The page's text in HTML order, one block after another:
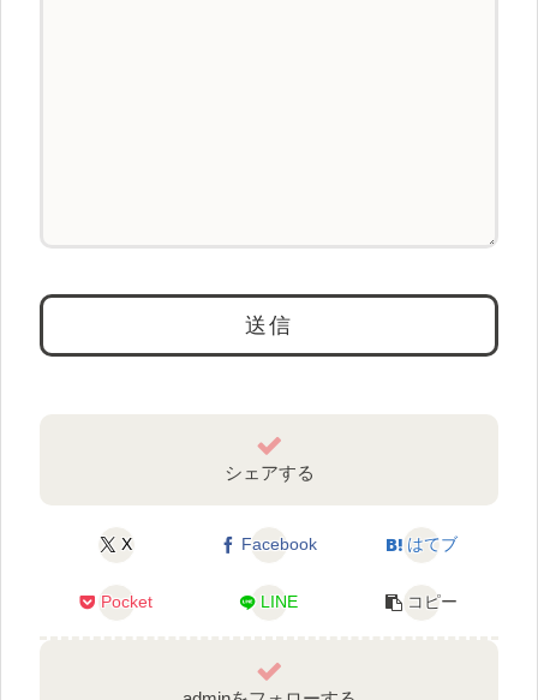
シェアする
X Facebook はてブ
Pocket LINE コピー